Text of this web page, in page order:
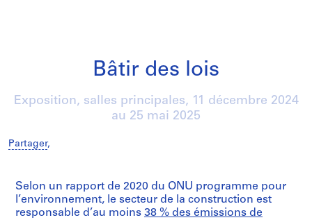
Bâtir des lois
Exposition, salles principales, 11 décembre 2024
au 25 mai 2025
Partager,
/
Selon un rapport de 2020 du ONU programme pour
l’environnement, le secteur de la construction est
responsable d’au moins 38 % des émissions de